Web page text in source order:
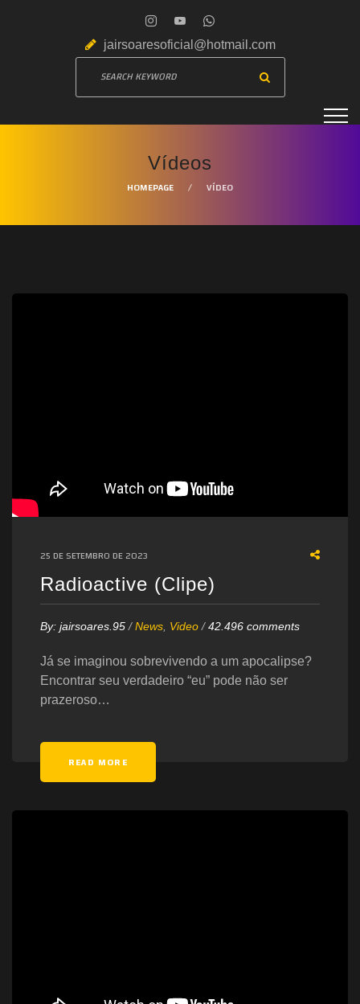
jairsoaresoficial@hotmail.com
Vídeos
HOMEPAGE VÍDEO
25 DE SETEMBRO DE 2023
Radioactive (Clipe)
By: jairsoares.95 /News Video /42.496 comments
Já se imaginou sobrevivendo a um apocalipse?
Encontrar seu verdadeiro “eu” pode não ser
prazeroso…
READ MORE